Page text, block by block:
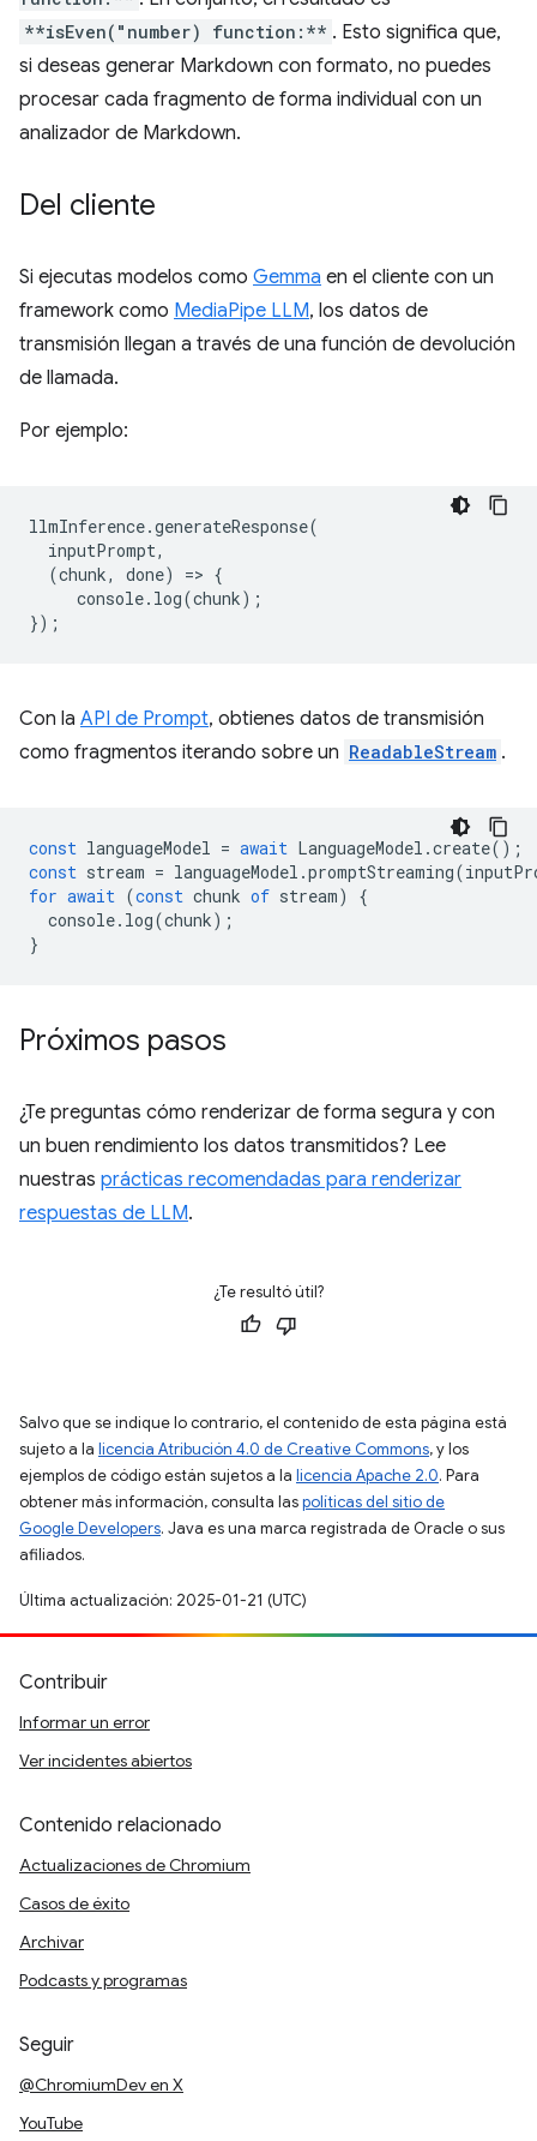
**isEven("number) function:** . Esto significa que,
si deseas generar Markdown con formato, no puedes
procesar cada fragmento de forma individual con un
analizador de Markdown.
Del cliente
Si ejecutas modelos como Gemma en el cliente con un
framework como MediaPipe LLM, los datos de
transmisión llegan a través de una función de devolución
de llamada.
Por ejemplo:
llmInference.generateResponse(
inputPrompt,
(chunk, done) => {
console. log(chunk);
});
Con la API de Prompt, obtienes datos de transmisión
como fragmentos iterando sobre un ReadableStream .
const languageModel = await LanguageModel .create();
const stream = languageModel .promptStreaming(
for await (const chunk of stream)
{
console. log(chunk);
}
Próximos pasos
¿Te preguntas cómo renderizar de forma segura y con
un buen rendimiento los datos transmitidos? Lee
nuestras prácticas recomendadas para renderizar
respuestas de LLM.
¿Te resultó útil?
Salvo que se indique lo contrario, el contenido de esta página está
sujeto a la licencia Atribución 4.0 de Creative Commons, y los
ejemplos de código están sujetos a la licencia Apache 2.0. Para
obtener más información, consulta laspolíticas del sitio de
Google Developers. Java es una marca registrada de Oracle o sus
afiliados.
Última actualización: 2025-01-21 (UTC)
Contribuir
Informar un error
Ver incidentes abiertos
Contenido relacionado
Actualizaciones de Chromium
Casos de éxito
Archivar
Podcasts y programas
Seguir
@ChromiumDev en X
YouTube